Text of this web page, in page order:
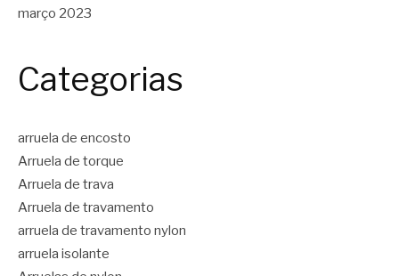
março 2023
Categorias
arruela de encosto
Arruela de torque
Arruela de trava
Arruela de travamento
arruela de travamento nylon
arruela isolante